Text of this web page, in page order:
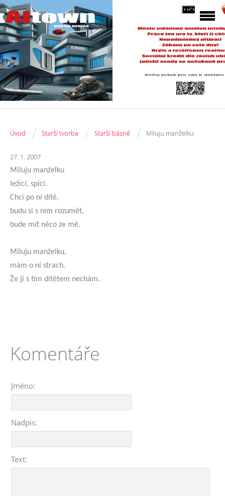
Úvod / Starší tvorba / Starší básně / Miluju manželku
27. 1. 2007
Miluju manželku
ležící, spící.
Chci po ní dítě,
budu si s ním rozumět,
bude mít něco ze mě.
Miluju manželku,
mám o ní strach.
Že ji s tím dítětem nechám.
Komentáře
Jméno:
Nadpis:
Text: